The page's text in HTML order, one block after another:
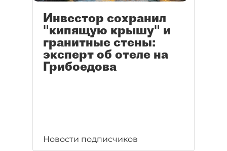
Инвестор сохранил
"кипящую крышу" и
гранитные стены:
эксперт об отеле на
Грибоедова
Новости подписчиков